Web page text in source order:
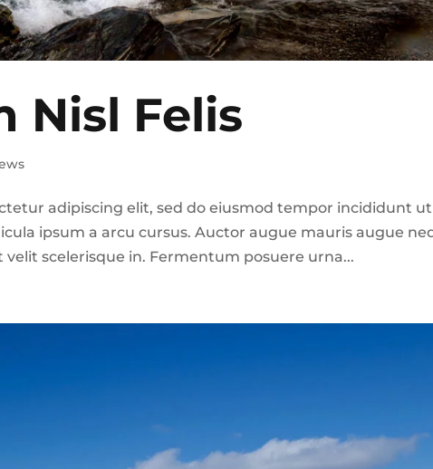
Nisl Felis
adipiscing elit, sed do eiusmod tempor incididunt ut
ipsum a arcu cursus. Auctor augue mauris augue
scelerisque in. Fermentum posuere urna...